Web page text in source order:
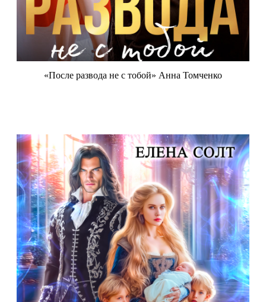
«После развода не с тобой» Анна Томченко